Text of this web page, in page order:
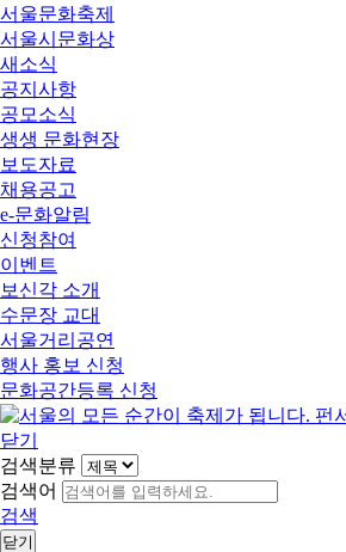
서울문화축제
서울시문화상
새소식
공지사항
공모소식
생생 문화현장
보도자료
채용공고
e-문화알림
신청참여
이벤트
보신각 소개
수문장 교대
서울거리공연
행사 홍보 신청
문화공간등록 신청
닫기
검색분류
검색어
검색
닫기